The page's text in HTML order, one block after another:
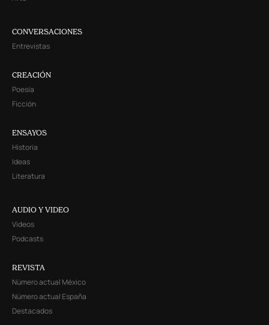
CONVERSACIONES
Entrevistas
CREACIÓN
Poesía
Ficción
ENSAYOS
Historia
Ideas
Literatura
AUDIO Y VIDEO
Videos
Podcasts
REVISTA
Número actual México
Número actual España
Destacados